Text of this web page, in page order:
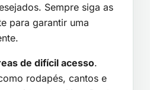
Sempre siga as
para garantir uma
de difícil acesso.
rodapés, cantos e